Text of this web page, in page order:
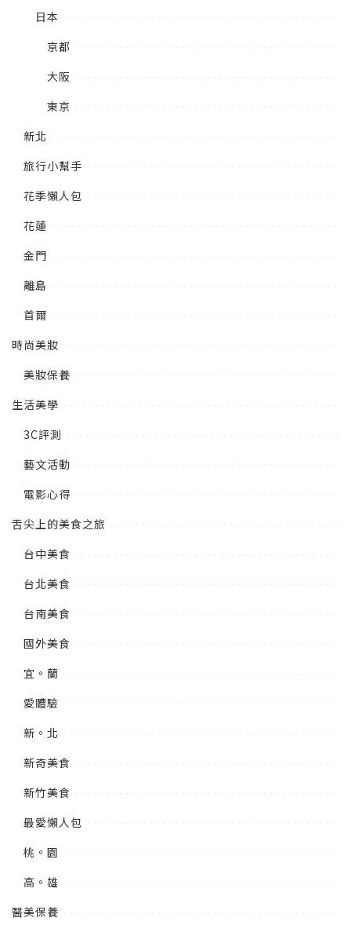
日本
京都
大阪
東京
新北
旅行小幫手
花季懶人包
花蓮
金門
離島
首爾
時尚美妝
美妝保養
生活美學
3C評測
藝文活動
電影心得
舌尖上的美食之旅
台中美食
台北美食
台南美食
國外美食
宜。蘭
愛體驗
新。北
新奇美食
新竹美食
最愛懶人包
桃。園
高。雄
醫美保養